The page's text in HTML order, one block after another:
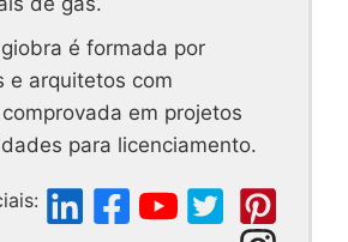
é formada por
e arquitetos com
em projetos
para licenciamento.